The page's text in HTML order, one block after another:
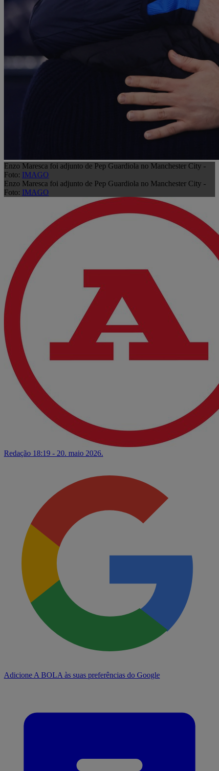
Enzo Maresca foi adjunto de Pep Guardiola no Manchester City -
Foto: IMAGO
Enzo Maresca foi adjunto de Pep Guardiola no Manchester City -
Foto: IMAGO
Redação 18:19 - 20. maio 2026.
Adicione A BOLA às suas preferências do Google